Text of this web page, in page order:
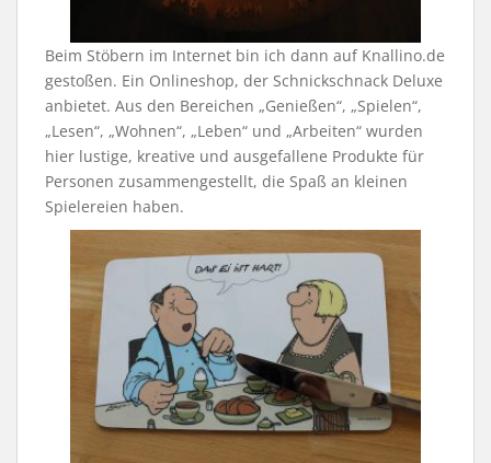
Beim Stöbern im Internet bin ich dann auf Knallino.de
gestoßen. Ein Onlineshop, der Schnickschnack Deluxe
anbietet. Aus den Bereichen „Genießen“, „Spielen“,
„Lesen“, „Wohnen“, „Leben“ und „Arbeiten“ wurden
hier lustige, kreative und ausgefallene Produkte für
Personen zusammengestellt, die Spaß an kleinen
Spielereien haben.